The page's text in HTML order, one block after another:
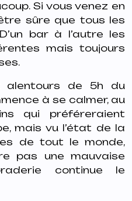
Si vous venez en
sûre que tous les
bar à l’autre les
mais toujours
alentours de 5h du
à se calmer, au
qui préféreraient
mais vu l’état de la
de tout le monde,
pas une mauvaise
continue le